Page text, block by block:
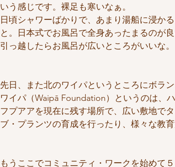
いう感じです。裸足も寒いなぁ。
日頃シャワーばかりで、あまり湯船に浸か
と。日本式でお風呂で全身あったまるのが
引っ越したらお風呂が広いところがいいな。
先日、また北のワイパというところにボラ
ワイパ（Waipā Foundation）というのは、
フプアアを現在に残す場所で、広い敷地で
ブ・プランツの育成を行ったり、様々な教
もうここでコミュニティ・ワークを始めて５